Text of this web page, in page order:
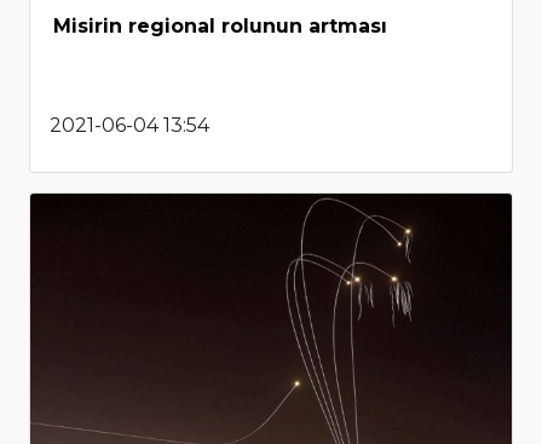
Misirin regional rolunun artması
2021-06-04 13:54